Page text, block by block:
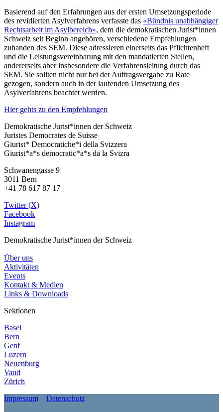
Basierend auf den Erfahrungen aus der ersten Umsetzungsperiode
des revidierten Asylverfahrens verfasste das «Bündnis unabhängiger
Rechtsarbeit im Asylbereich», dem die demokratischen Jurist*innen
Schweiz seit Beginn angehören, verschiedene Empfehlungen
zuhanden des SEM. Diese adressieren einerseits das Pflichtenheft
und die Leistungsvereinbarung mit den mandatierten Stellen,
andererseits aber insbesondere die Verfahrensleitung durch das
SEM. Sie sollten nicht nur bei der Auftragsvergabe zu Rate
gezogen, sondern auch in der laufenden Umsetzung des
Asylverfahrens beachtet werden.
Hier gehts zu den Empfehlungen
Demokratische Jurist*innen der Schweiz
Juristes Democrates de Suisse
Giurist* Democratiche*i della Svizzera
Giurist*a*s democratic*a*s da la Svizra
Schwanengasse 9
3011 Bern
+41 78 617 87 17
Twitter (X)
Facebook
Instagram
Demokratische Jurist*innen der Schweiz
Über uns
Aktivitäten
Events
Kontakt & Medien
Links & Downloads
Sektionen
Basel
Bern
Genf
Luzern
Neuenburg
Vaud
Zürich
Impressum
Datenschutz